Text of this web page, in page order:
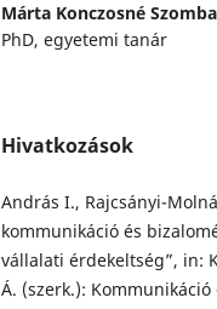
Márta Konczosné
PhD, egyetemi tanár
Hivatkozások
András I., Rajcsányi-
kommunikáció és
vállalati érdekeltség”, in:
Á. (szerk.):